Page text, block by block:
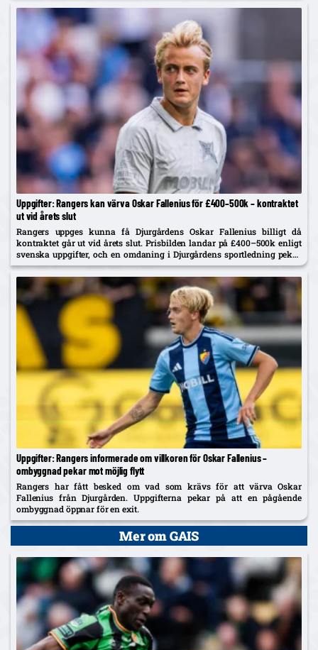
Uppgifter: Rangers kan värva Oskar Fallenius för £400–500k – kontraktet
ut vid årets slut
Rangers uppges kunna få Djurgårdens Oskar Fallenius billigt då
kontraktet går ut vid årets slut. Prisbilden landar på £400–500k enligt
svenska uppgifter, och en omdaning i Djurgårdens sportledning pekas
ut som faktor bakom en möjlig försäljning.
Uppgifter: Rangers informerade om villkoren för Oskar Fallenius –
ombyggnad pekar mot möjlig flytt
Rangers har fått besked om vad som krävs för att värva Oskar
Fallenius från Djurgården. Uppgifterna pekar på att en pågående
ombyggnad öppnar för en exit.
Mer om GAIS